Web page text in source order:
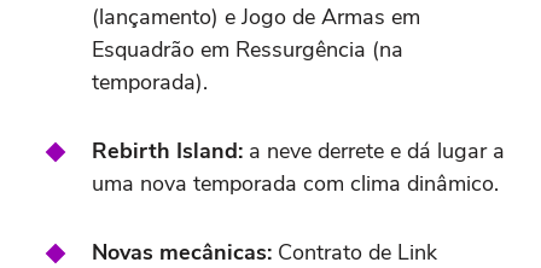
(lançamento) e Jogo de Armas em
Esquadrão em Ressurgência (na
temporada).
Rebirth Island: a neve derrete e dá lugar a
uma nova temporada com clima dinâmico.
Novas mecânicas: Contrato de Link